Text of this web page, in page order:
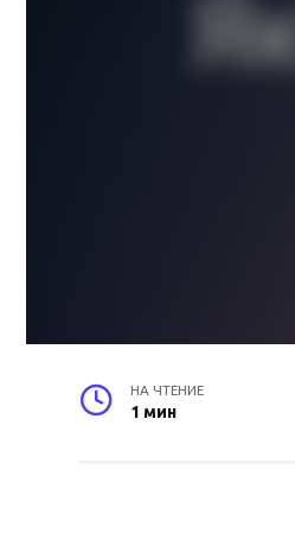
НА ЧТЕНИЕ
1 мин